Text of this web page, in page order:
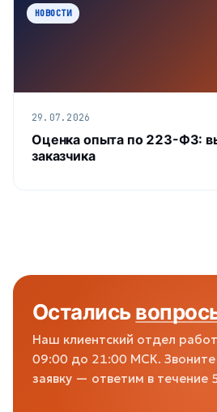
НОВОСТИ
29.07.2026
Оценка опыта по 223-ФЗ:
заказчика
Остались
Наш клиентский отдел
09:00 до 21:00 МСК. Звоните
заявку — ответим в течение